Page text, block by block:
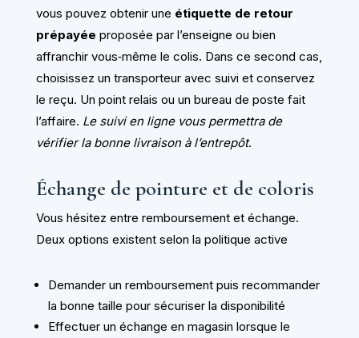
vous pouvez obtenir une étiquette de retour
prépayée proposée par l’enseigne ou bien
affranchir vous‑même le colis. Dans ce second cas,
choisissez un transporteur avec suivi et conservez
le reçu. Un point relais ou un bureau de poste fait
l’affaire. Le suivi en ligne vous permettra de
vérifier la bonne livraison à l’entrepôt.
Échange de pointure et de coloris
Vous hésitez entre remboursement et échange.
Deux options existent selon la politique active
Demander un remboursement puis recommander
la bonne taille pour sécuriser la disponibilité
Effectuer un échange en magasin lorsque le